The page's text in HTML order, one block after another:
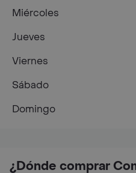
¿Dónde comprar
Miércoles
Jueves
Viernes
Sábado
Domingo